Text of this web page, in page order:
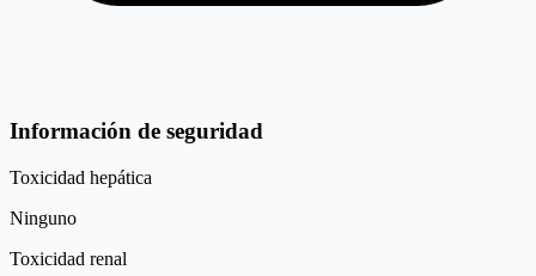
Información de seguridad
Toxicidad hepática
Ninguno
Toxicidad renal